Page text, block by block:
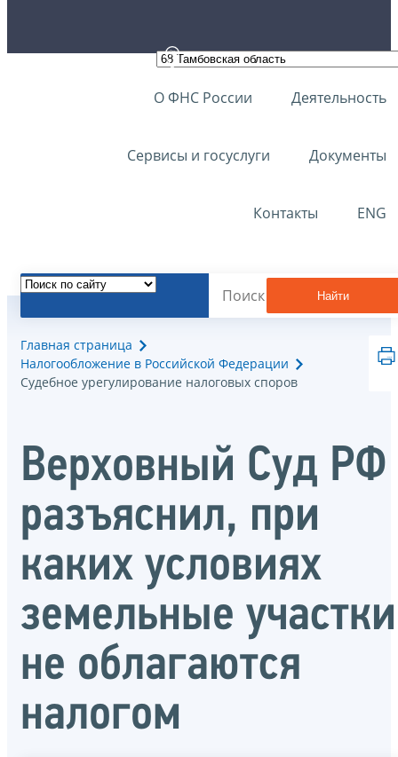
О ФНС России Деятельность
Сервисы и госуслуги Документы
Контакты ENG
Найти
Главная страница
Налогообложение в Российской Федерации
Судебное урегулирование налоговых споров
Верховный Суд РФ
разъяснил, при
каких условиях
земельные участки
не облагаются
налогом